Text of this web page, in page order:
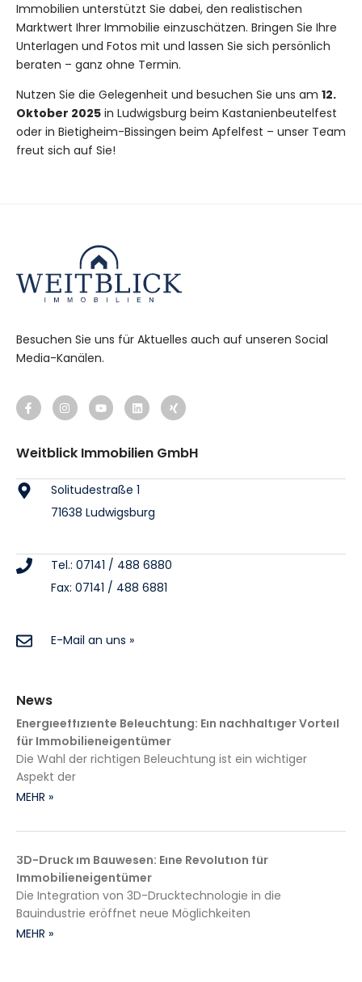
Immobilien unterstützt Sie dabei, den realistischen
Marktwert Ihrer Immobilie einzuschätzen. Bringen Sie Ihre
Unterlagen und Fotos mit und lassen Sie sich persönlich
beraten – ganz ohne Termin.
Nutzen Sie die Gelegenheit und besuchen Sie uns am 12.
Oktober 2025 in Ludwigsburg beim Kastanienbeutelfest
oder in Bietigheim-Bissingen beim Apfelfest – unser Team
freut sich auf Sie!
Besuchen Sie uns für Aktuelles auch auf unseren Social
Media-Kanälen.
Weitblick Immobilien GmbH
Solitudestraße 1
71638 Ludwigsburg
Tel.: 07141 / 488 6880
Fax: 07141 / 488 6881
E-Mail an uns »
News
Energieeffiziente Beleuchtung: Ein nachhaltiger Vorteil
für Immobilieneigentümer
Die Wahl der richtigen Beleuchtung ist ein wichtiger
Aspekt der
MEHR »
3D-Druck im Bauwesen: Eine Revolution für
Immobilieneigentümer
Die Integration von 3D-Drucktechnologie in die
Bauindustrie eröffnet neue Möglichkeiten
MEHR »